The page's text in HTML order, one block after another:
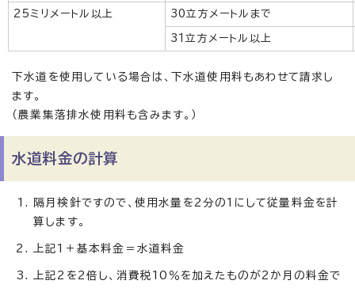
25ミリメートル以上 30立方メートルまで
31立方メートル以上
下水道を使用している場合は、下水道使用料もあわせて請求し
ます。
（農業集落排水使用料も含みます。）
水道料金の計算
隔月検針ですので、使用水量を2分の1にして従量料金を計
算します。
上記1＋基本料金＝水道料金
上記2を2倍し、消費税10％を加えたものが2か月の料金で